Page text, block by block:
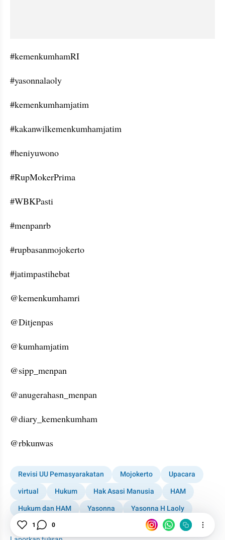
#kemenkumhamRI
#yasonnalaoly
#kemenkumhamjatim
#kakanwilkemenkumhamjatim
#heniyuwono
#RupMokerPrima
#WBKPasti
#menpanrb
#rupbasanmojokerto
#jatimpastihebat
@kemenkumhamri
@Ditjenpas
@kumhamjatim
@sipp_menpan
@anugerahasn_menpan
@diary_kemenkumham
@rbkunwas
Revisi UU Pemasyarakatan Mojokerto
Upacara
virtual
Hukum Hak Asasi Manusia
HAM
Hukum dan HAM
Yasonna
Yasonna H Laoly
Merah Putih
1 0